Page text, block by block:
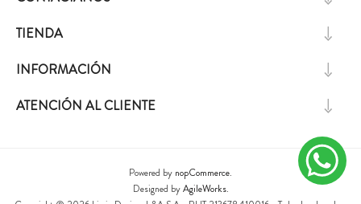
TIENDA
INFORMACIÓN
ATENCIÓN AL CLIENTE
Powered by nopCommerce.
Designed byAgileWorks.